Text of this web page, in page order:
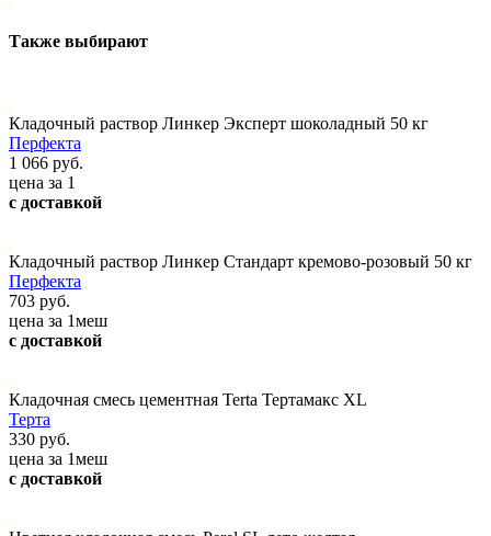
Также выбирают
Кладочный раствор Линкер Эксперт шоколадный 50 кг
Перфекта
1 066 руб.
цена за 1
с доставкой
Кладочный раствор Линкер Стандарт кремово-розовый 50 кг
Перфекта
703 руб.
цена за 1меш
с доставкой
Кладочная смесь цементная Terta Тертамакс XL
Терта
330 руб.
цена за 1меш
с доставкой